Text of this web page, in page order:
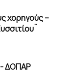
χορηγούς –
ΔΟΠΑΡ